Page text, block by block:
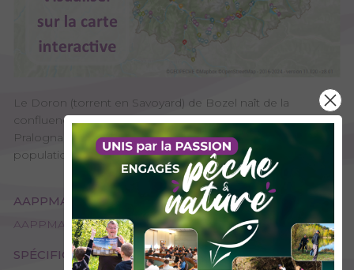
Le Doron (torrent en Savoyard) de Bozel naît de la
confluence entre les Dorons de Champagny et de
Pralognan. Ses eaux froides et rapides abritent une
population de truites fario qui se reproduit naturellement.
AAPPMA GESTIONNAIRE
AAPPMA de Moutiers - La Gaule Tarine
SPÉCIFICITÉS